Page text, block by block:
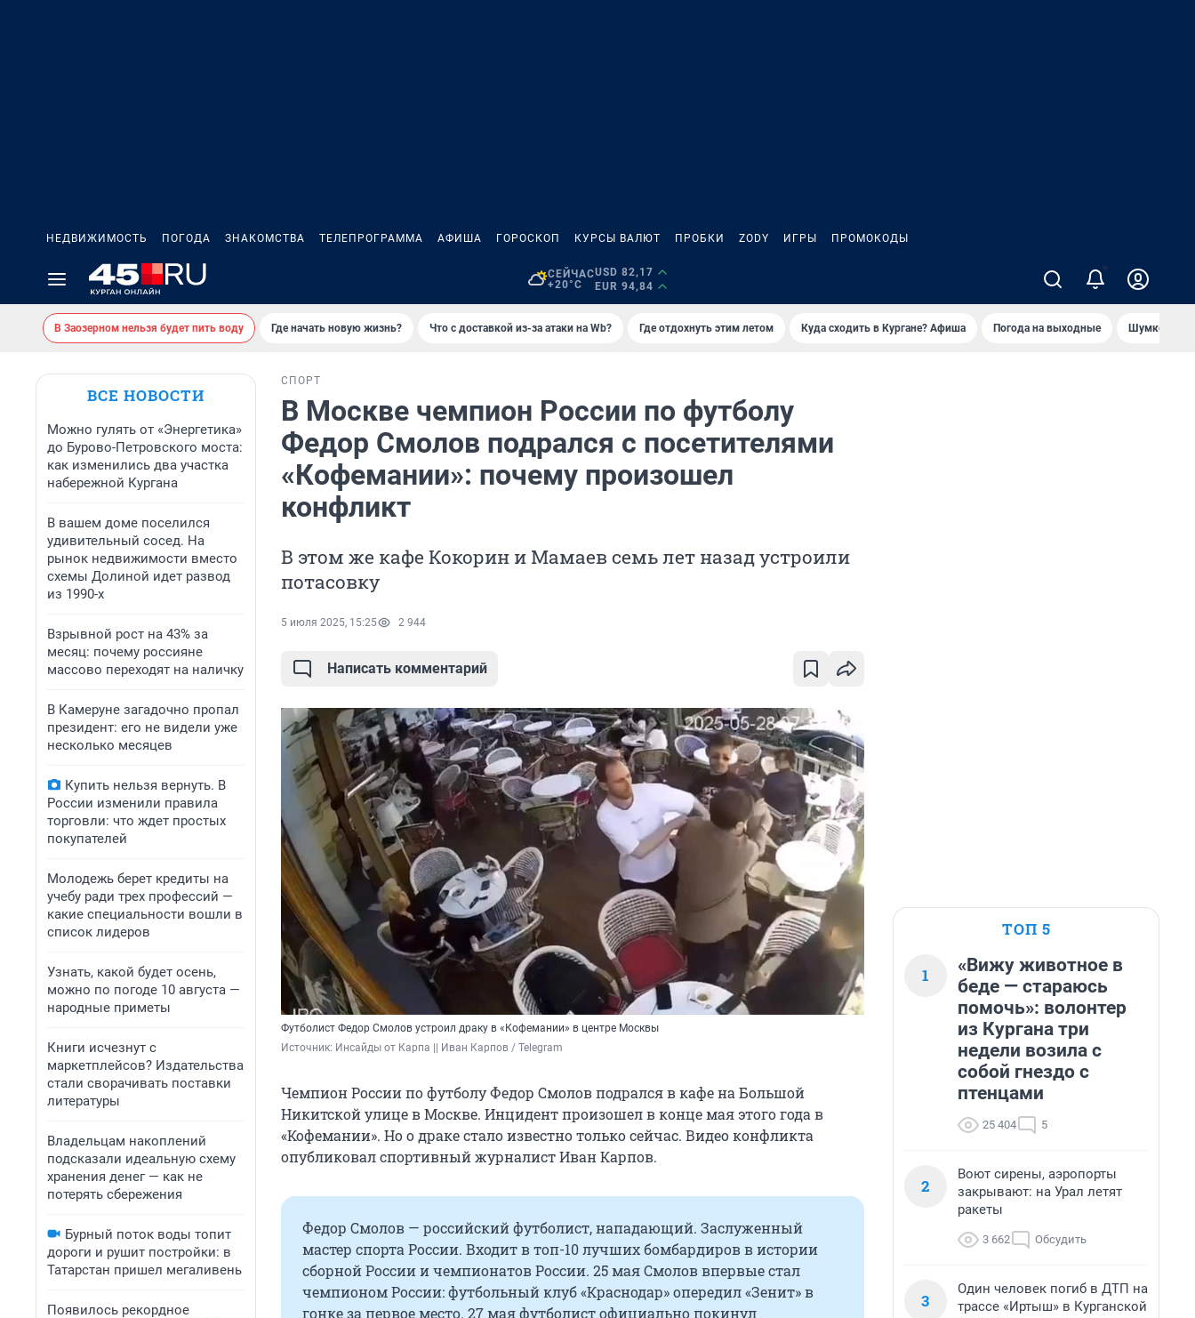
НЕДВИЖИМОСТЬ ПОГОДА ЗНАКОМСТВА ТЕЛЕПРОГРАММА АФИША ГОРОСКОП КУРСЫ ВАЛЮТ ПРОБКИ ZODY ИГРЫ ПРОМОКОДЫ
СЕЙЧАС
+20°C
USD 82,17
EUR 94,84
В Заозерном нельзя будет пить воду Где начать новую жизнь? Что с доставкой из-за атаки на Wb? Где отдохнуть этим летом Куда сходить в Кургане? Афиша Погода на выходные Шумков в
ВСЕ НОВОСТИ
Можно гулять от «Энергетика»
до Бурово-Петровского моста:
как изменились два участка
набережной Кургана
В вашем доме поселился
удивительный сосед. На
рынок недвижимости вместо
схемы Долиной идет развод
из 1990-х
Взрывной рост на 43% за
месяц: почему россияне
массово переходят на наличку
В Камеруне загадочно пропал
президент: его не видели уже
несколько месяцев
Купить нельзя вернуть. В
России изменили правила
торговли: что ждет простых
покупателей
Молодежь берет кредиты на
учебу ради трех профессий —
какие специальности вошли в
список лидеров
Узнать, какой будет осень,
можно по погоде 10 августа —
народные приметы
Книги исчезнут с
маркетплейсов? Издательства
стали сворачивать поставки
литературы
Владельцам накоплений
подсказали идеальную схему
хранения денег — как не
потерять сбережения
Бурный поток воды топит
дороги и рушит постройки: в
Татарстан пришел мегаливень
Появилось рекордное
СПОРТ
В Москве чемпион России по футболу
Федор Смолов подрался с посетителями
«Кофемании»: почему произошел
конфликт
В этом же кафе Кокорин и Мамаев семь лет назад устроили
потасовку
5 июля 2025, 15:25 2 944
Написать комментарий
Футболист Федор Смолов устроил драку в «Кофемании» в центре Москвы
Источник: Инсайды от Карпа || Иван Карпов / Telegram
Чемпион России по футболу Федор Смолов подрался в кафе на Большой
Никитской улице в Москве. Инцидент произошел в конце мая этого года в
«Кофемании». Но о драке стало известно только сейчас. Видео конфликта
опубликовал спортивный журналист Иван Карпов.
Федор Смолов — российский футболист, нападающий. Заслуженный
мастер спорта России. Входит в топ-10 лучших бомбардиров в истории
сборной России и чемпионатов России. 25 мая Смолов впервые стал
чемпионом России: футбольный клуб «Краснодар» опередил «Зенит» в
гонке за первое место. 27 мая футболист официально покинул
ТОП 5
1
«Вижу животное в
беде — стараюсь
помочь»: волонтер
из Кургана три
недели возила с
собой гнездо с
птенцами
25 404 5
2
Воют сирены, аэропорты
закрывают: на Урал летят
ракеты
3 662 Обсудить
3
Один человек погиб в ДТП на
трассе «Иртыш» в Курганской